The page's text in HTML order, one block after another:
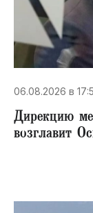
06.08.2026 в
Дирекцию
возглавит